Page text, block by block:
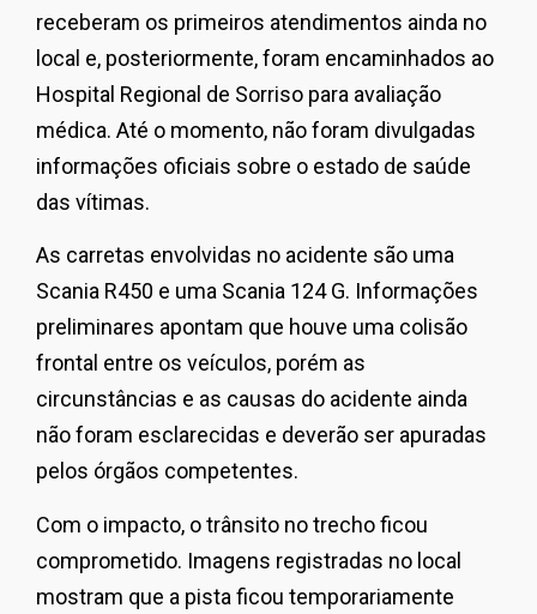
receberam os primeiros atendimentos ainda no
local e, posteriormente, foram encaminhados ao
Hospital Regional de Sorriso para avaliação
médica. Até o momento, não foram divulgadas
informações oficiais sobre o estado de saúde
das vítimas.
As carretas envolvidas no acidente são uma
Scania R450 e uma Scania 124 G. Informações
preliminares apontam que houve uma colisão
frontal entre os veículos, porém as
circunstâncias e as causas do acidente ainda
não foram esclarecidas e deverão ser apuradas
pelos órgãos competentes.
Com o impacto, o trânsito no trecho ficou
comprometido. Imagens registradas no local
mostram que a pista ficou temporariamente